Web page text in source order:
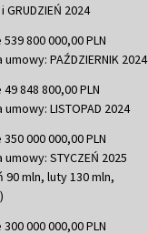
GRUDZIEŃ 2024
800 000,00 PLN
PAŹDZIERNIK 2024
848 800,00 PLN
LISTOPAD 2024
000 000,00 PLN
STYCZEŃ 2025
mln, luty 130 mln,
000 000,00 PLN